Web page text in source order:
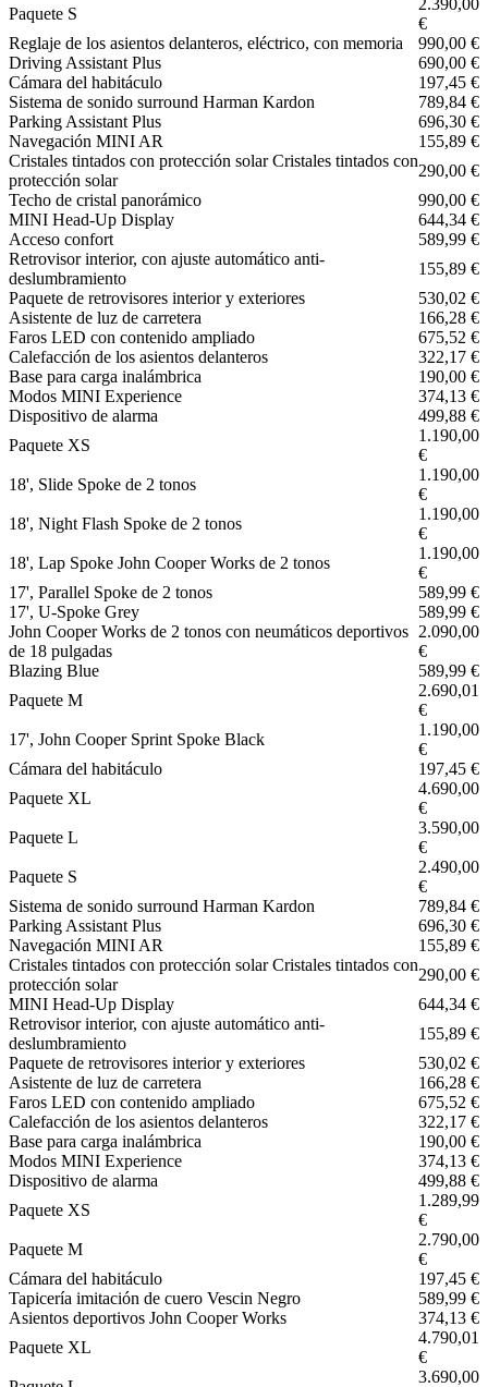
Paquete S
€
Reglaje de los asientos delanteros, eléctrico, con memoria
990,00 €
Driving Assistant Plus
690,00 €
Cámara del habitáculo
197,45 €
Sistema de sonido surround Harman Kardon
789,84 €
Parking Assistant Plus
696,30 €
Navegación MINI AR
155,89 €
Cristales tintados con protección solar Cristales tintados con
protección solar
290,00 €
Techo de cristal panorámico
990,00 €
MINI Head-Up Display
644,34 €
Acceso confort
589,99 €
Retrovisor interior, con ajuste automático anti-
deslumbramiento
155,89 €
Paquete de retrovisores interior y exteriores
530,02 €
Asistente de luz de carretera
166,28 €
Faros LED con contenido ampliado
675,52 €
Calefacción de los asientos delanteros
322,17 €
Base para carga inalámbrica
190,00 €
Modos MINI Experience
374,13 €
Dispositivo de alarma
499,88 €
Paquete XS
1.190,00
€
18', Slide Spoke de 2 tonos
1.190,00
€
18', Night Flash Spoke de 2 tonos
1.190,00
€
18', Lap Spoke John Cooper Works de 2 tonos
1.190,00
€
17', Parallel Spoke de 2 tonos
589,99 €
17', U-Spoke Grey
589,99 €
John Cooper Works de 2 tonos con neumáticos deportivos
de 18 pulgadas
2.090,00
€
Blazing Blue
589,99 €
Paquete M
2.690,01
€
17', John Cooper Sprint Spoke Black
1.190,00
€
Cámara del habitáculo
197,45 €
Paquete XL
4.690,00
€
Paquete L
3.590,00
€
Paquete S
2.490,00
€
Sistema de sonido surround Harman Kardon
789,84 €
Parking Assistant Plus
696,30 €
Navegación MINI AR
155,89 €
Cristales tintados con protección solar Cristales tintados con
protección solar
290,00 €
MINI Head-Up Display
644,34 €
Retrovisor interior, con ajuste automático anti-
deslumbramiento
155,89 €
Paquete de retrovisores interior y exteriores
530,02 €
Asistente de luz de carretera
166,28 €
Faros LED con contenido ampliado
675,52 €
Calefacción de los asientos delanteros
322,17 €
Base para carga inalámbrica
190,00 €
Modos MINI Experience
374,13 €
Dispositivo de alarma
499,88 €
Paquete XS
1.289,99
€
Paquete M
2.790,00
€
Cámara del habitáculo
197,45 €
Tapicería imitación de cuero Vescin Negro
589,99 €
Asientos deportivos John Cooper Works
374,13 €
Paquete XL
4.790,01
€
3.690,00